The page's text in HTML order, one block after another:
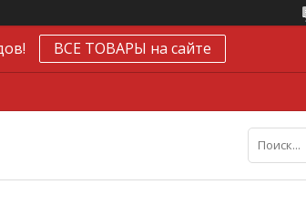
ВСЕ ТОВАРЫ на сайте